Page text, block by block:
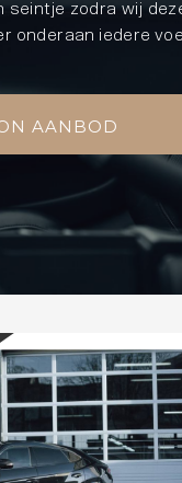
seintje zodra wij
onderaan iedere
AANBOD